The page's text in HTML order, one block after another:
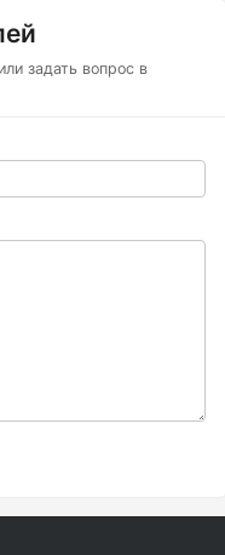
задать вопрос в